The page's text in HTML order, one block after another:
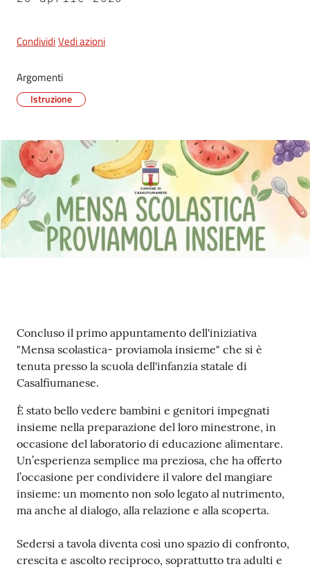
on-
gli
argomenti
CondividiVedi azioni
Argomenti
Istruzione
Contenuto
Concluso il primo appuntamento dell'iniziativa
"Mensa scolastica- proviamola insieme" che si è
tenuta presso la scuola dell'infanzia statale di
Casalfiumanese.
È stato bello vedere bambini e genitori impegnati
insieme nella preparazione del loro minestrone, in
occasione del laboratorio di educazione alimentare.
Un’esperienza semplice ma preziosa, che ha offerto
l’occasione per condividere il valore del mangiare
insieme: un momento non solo legato al nutrimento,
ma anche al dialogo, alla relazione e alla scoperta.
Sedersi a tavola diventa così uno spazio di confronto,
crescita e ascolto reciproco, soprattutto tra adulti e